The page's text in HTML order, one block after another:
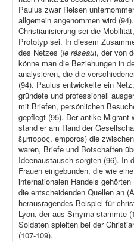
Paulus zwar Reisen
allgemein angenommen wird
Christianisierung sei die
Prototyp sei. In diesem
des Netzes (le réseau), der von
könne man die Beziehungen in
analysieren, die die
(94). Paulus entwickelte ein
gründete und professionell
mit Briefen, persönlichen
gepflegt (95). Der antike Migrant
stand er am Rand der
ἔμπορος, emporos) die
waren, Briefe und Botschaften
Ideenaustausch sorgten (96). In
Frauen eingebunden, die wie
internationalen Handels
die entscheidenden Quellen an
herausragendes Beispiel für
Lyon, der aus Smyrna stammte
Soldaten spielten bei der
(107-109).